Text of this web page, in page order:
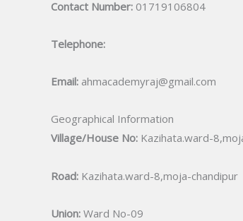
Contact Number: 01719106804
Telephone:
Email: ahmacademyraj@gmail.com
Geographical Information
Village/House No: Kazihata.ward-
Road: Kazihata.ward-8,moja-chandipur
Union: Ward No-09